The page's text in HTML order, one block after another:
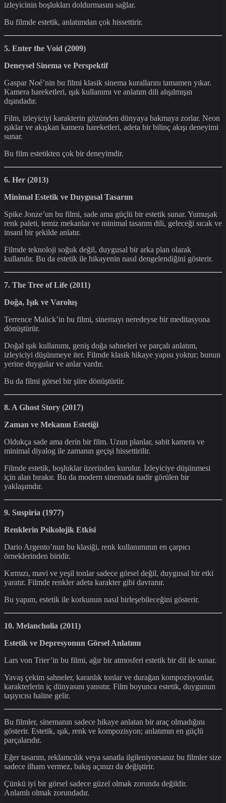
izleyicinin boşlukları doldurmasını sağlar.
Bu filmde estetik, anlatımdan çok hissettirir.
5. Enter the Void (2009)
Deneysel Sinema ve Perspektif
Gaspar Noé’nin bu filmi klasik sinema kurallarını tamamen yıkar.
Kamera hareketleri, ışık kullanımı ve anlatım dili alışılmışın
dışındadır.
Film, izleyiciyi karakterin gözünden dünyaya bakmaya zorlar. Neon
ışıklar ve akışkan kamera hareketleri, adeta bir bilinç akışı deneyimi
sunar.
Bu film estetikten çok bir deneyimdir.
6. Her (2013)
Minimal Estetik ve Duygusal Tasarım
Spike Jonze’un bu filmi, sade ama güçlü bir estetik sunar. Yumuşak
renk paleti, temiz mekanlar ve minimal tasarım dili, geleceği sıcak ve
insani bir şekilde anlatır.
Filmde teknoloji soğuk değil, duygusal bir arka plan olarak
kullanılır. Bu da estetik ile hikayenin nasıl dengelendiğini gösterir.
7. The Tree of Life (2011)
Doğa, Işık ve Varoluş
Terrence Malick’in bu filmi, sinemayı neredeyse bir meditasyona
dönüştürür.
Doğal ışık kullanımı, geniş doğa sahneleri ve parçalı anlatım,
izleyiciyi düşünmeye iter. Filmde klasik hikaye yapısı yoktur; bunun
yerine duygular ve anlar vardır.
Bu da filmi görsel bir şiire dönüştürür.
8. A Ghost Story (2017)
Zaman ve Mekanın Estetiği
Oldukça sade ama derin bir film. Uzun planlar, sabit kamera ve
minimal diyalog ile zamanın geçişi hissettirilir.
Filmde estetik, boşluklar üzerinden kurulur. İzleyiciye düşünmesi
için alan bırakır. Bu da modern sinemada nadir görülen bir
yaklaşımdır.
9. Suspiria (1977)
Renklerin Psikolojik Etkisi
Dario Argento’nun bu klasiği, renk kullanımının en çarpıcı
örneklerinden biridir.
Kırmızı, mavi ve yeşil tonlar sadece görsel değil, duygusal bir etki
yaratır. Filmde renkler adeta karakter gibi davranır.
Bu yapım, estetik ile korkunun nasıl birleşebileceğini gösterir.
10. Melancholia (2011)
Estetik ve Depresyonun Görsel Anlatımı
Lars von Trier’in bu filmi, ağır bir atmosferi estetik bir dil ile sunar.
Yavaş çekim sahneler, karanlık tonlar ve durağan kompozisyonlar,
karakterlerin iç dünyasını yansıtır. Film boyunca estetik, duygunun
taşıyıcısı haline gelir.
Bu filmler, sinemanın sadece hikaye anlatan bir araç olmadığını
gösterir. Estetik, ışık, renk ve kompozisyon; anlatımın en güçlü
parçalarıdır.
Eğer tasarım, reklamcılık veya sanatla ilgileniyorsanız bu filmler size
sadece ilham vermez, bakış açınızı da değiştirir.
Çünkü iyi bir görsel sadece güzel olmak zorunda değildir.
Anlamlı olmak zorundadır.